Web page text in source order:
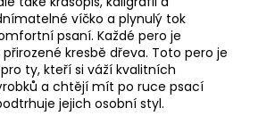
víčko a plynulý tok
psaní. Každé pero je
kresbě dřeva. Toto pero je
ty, kteří si váží kvalitních
a chtějí mít po ruce psací
jejich osobní styl.